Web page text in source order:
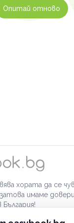
Опитай отново
хората да се
имаме
България!